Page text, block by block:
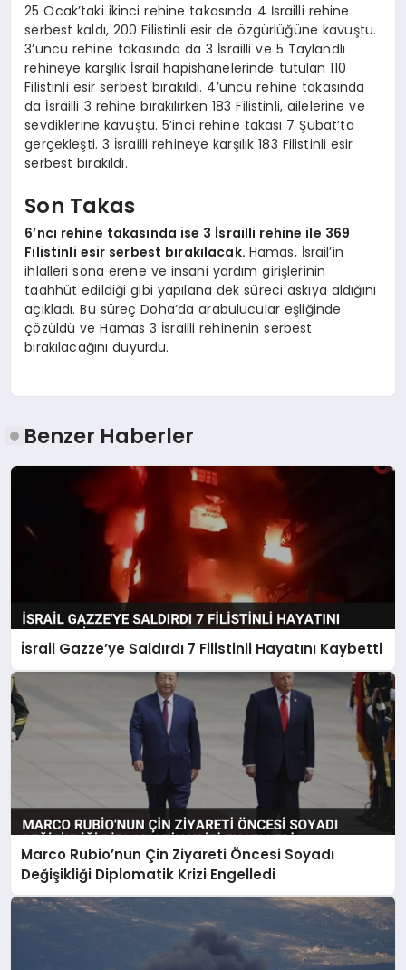
25 Ocak’taki ikinci rehine takasında 4 İsrailli rehine
serbest kaldı, 200 Filistinli esir de özgürlüğüne kavuştu.
3’üncü rehine takasında da 3 İsrailli ve 5 Taylandlı
rehineye karşılık İsrail hapishanelerinde tutulan 110
Filistinli esir serbest bırakıldı. 4’üncü rehine takasında
da İsrailli 3 rehine bırakılırken 183 Filistinli, ailelerine ve
sevdiklerine kavuştu. 5’inci rehine takası 7 Şubat’ta
gerçekleşti. 3 İsrailli rehineye karşılık 183 Filistinli esir
serbest bırakıldı.
Son Takas
6’ncı rehine takasında ise 3 İsrailli rehine ile 369
Filistinli esir serbest bırakılacak. Hamas, İsrail’in
ihlalleri sona erene ve insani yardım girişlerinin
taahhüt edildiği gibi yapılana dek süreci askıya aldığını
açıkladı. Bu süreç Doha’da arabulucular eşliğinde
çözüldü ve Hamas 3 İsrailli rehinenin serbest
bırakılacağını duyurdu.
Benzer Haberler
İsrail Gazze’ye Saldırdı 7 Filistinli Hayatını Kaybetti
Marco Rubio’nun Çin Ziyareti Öncesi Soyadı
Değişikliği Diplomatik Krizi Engelledi